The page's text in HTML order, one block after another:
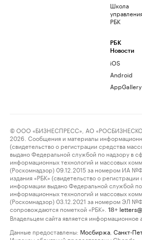
Школа
РБК
РБК
Новости
iOS
Android
AppGallery
© ООО «БИЗНЕСПРЕСС», АО
2026. Сообщения и материалы
(свидетельство о регистрации средства
выдано Федеральной службой по надзору в
информационных технологий и массовых
(Роскомнадзор) 09.12.2015 за номером ИА
издания «РБК» (свидетельство о
информации выдано Федеральной службой
информационных технологий и массовых
(Роскомнадзор) 03.12.2021 за номером ЭЛ
сопровождаются пометкой «РБК».
18+
Владельцем сайта является информационное
Данные предоставлены: Мосбиржа Санкт-